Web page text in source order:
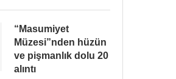
“Masumiyet
Müzesi”nden hüzün
ve pişmanlık dolu 20
alıntı